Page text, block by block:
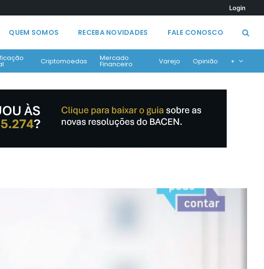
Login
QUEM SOMOS RECEBA NOVIDADES FALE CONOSCO
Criptomoedas Mercado
Financeiro Varejo Opinião +